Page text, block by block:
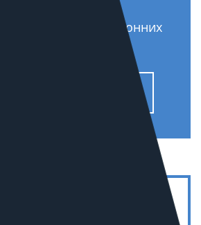
продвижения сторонних